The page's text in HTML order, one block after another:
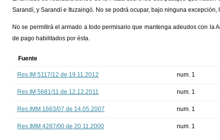
Sarandí, y Sarandí e Ituzaingó. No se podrá ocupar, bajo ninguna excepción,
No se permitirá el armado a todo permisario que mantenga adeudos con la
de pago habilitados por ésta.
Fuente
Res.IM 5117/12 de 19.11.2012 num. 1
Res.IM 5681/11 de 12.12.2011 num. 1
Res.IMM 1663/07 de 14.05.2007 num. 1
Res.IMM 4287/00 de 20.11.2000 num. 1